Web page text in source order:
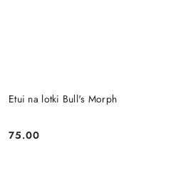
Etui na lotki Bull's Morph
Cena:
75.00